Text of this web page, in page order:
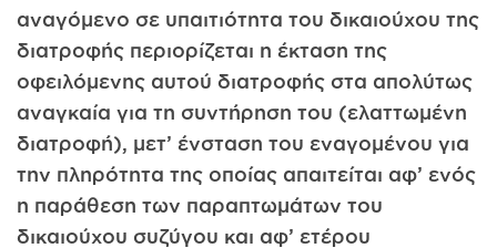
αναγόμενο σε υπαιτιότητα του δικαιούχου της
διατροφής περιορίζεται η έκταση της
οφειλόμενης αυτού διατροφής στα απολύτως
αναγκαία για τη συντήρηση του (ελαττωμένη
διατροφή), μετ’ ένσταση του εναγομένου για
την πληρότητα της οποίας απαιτείται αφ’ ενός
η παράθεση των παραπτωμάτων του
δικαιούχου συζύγου και αφ’ ετέρου